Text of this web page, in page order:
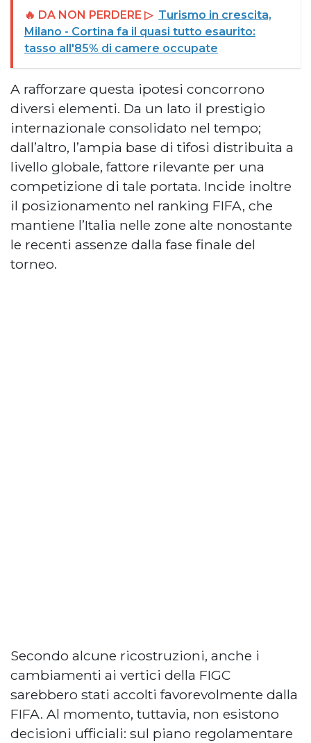
🔥 DA NON PERDERE ▷ Turismo in crescita,
Milano - Cortina fa il quasi tutto esaurito:
tasso all'85% di camere occupate
A rafforzare questa ipotesi concorrono
diversi elementi. Da un lato il prestigio
internazionale consolidato nel tempo;
dall’altro, l’ampia base di tifosi distribuita a
livello globale, fattore rilevante per una
competizione di tale portata. Incide inoltre
il posizionamento nel ranking FIFA, che
mantiene l’Italia nelle zone alte nonostante
le recenti assenze dalla fase finale del
torneo.
Secondo alcune ricostruzioni, anche i
cambiamenti ai vertici della FIGC
sarebbero stati accolti favorevolmente dalla
FIFA. Al momento, tuttavia, non esistono
decisioni ufficiali: sul piano regolamentare